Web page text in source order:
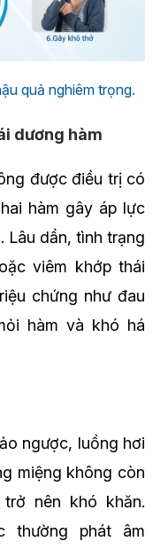
quả nghiêm trọng.
dương hàm
được điều trị có
hàm gây áp lực
Lâu dần, tình trạng
viêm khớp thái
chứng như đau
hàm và khó há
ngược, luồng hơi
miệng không còn
nên khó khăn.
thường phát âm